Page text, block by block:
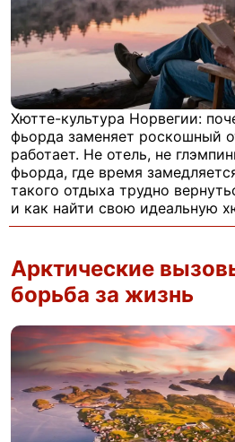
Хютте-культура Норвегии:
фьорда заменяет роскошный
работает. Не отель, не
фьорда, где время
такого отдыха трудно
и как найти свою идеальную
Арктические
борьба за жизнь